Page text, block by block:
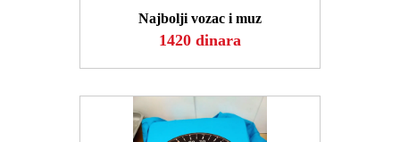
Najbolji vozac i muz
1420 dinara